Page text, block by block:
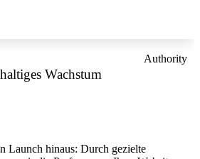
Authority
Wachstum
Launch hinaus: Durch gezielte